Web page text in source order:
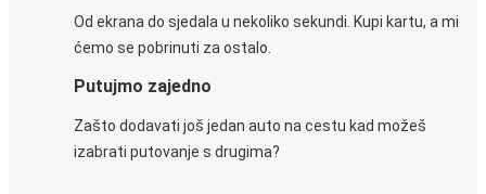
Od ekrana do sjedala u nekoliko sekundi. Kupi kartu, a mi
ćemo se pobrinuti za ostalo.
Putujmo zajedno
Zašto dodavati još jedan auto na cestu kad možeš
izabrati putovanje s drugima?